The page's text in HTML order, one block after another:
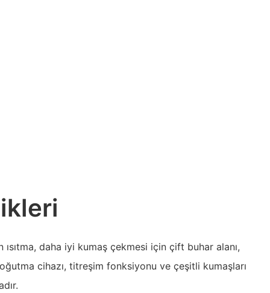
ısıtma, daha iyi kumaş çekmesi için çift buhar alanı,
cihazı, titreşim fonksiyonu ve çeşitli kumaşları